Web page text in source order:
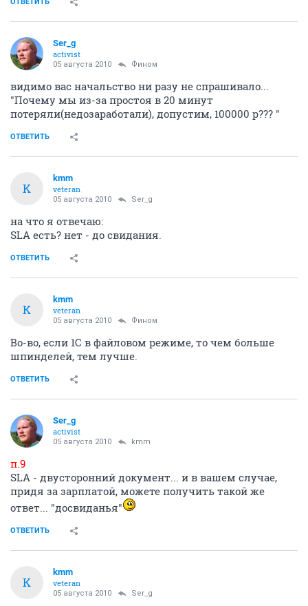
Ser_g
activist
05 августа 2010 Фином
видимо вас начальство ни разу не спрашивало...
"Почему мы из-за простоя в 20 минут
потеряли(недозаработали), допустим, 100000 р??? "
ОТВЕТИТЬ
K
kmm
veteran
05 августа 2010 Ser_g
на что я отвечаю:
SLA есть? нет - до свидания.
ОТВЕТИТЬ
K
kmm
veteran
05 августа 2010 Фином
Во-во, если 1С в файловом режиме, то чем больше
шпинделей, тем лучше.
ОТВЕТИТЬ
Ser_g
activist
05 августа 2010 kmm
п.9
SLA - двусторонний документ... и в вашем случае,
придя за зарплатой, можете получить такой же
ответ... "досвиданья"
ОТВЕТИТЬ
K
kmm
veteran
05 августа 2010 Ser_g